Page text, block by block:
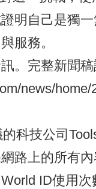
明自己是獨
服務。
完整新聞稿
news/
技公司
路上的所有
ID使用